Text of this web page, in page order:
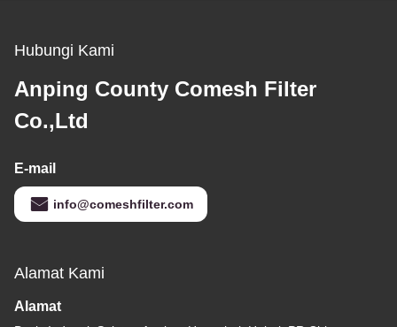
Hubungi Kami
Anping County Comesh Filter
Co.,Ltd
E-mail
info@comeshfilter.com
Alamat Kami
Alamat